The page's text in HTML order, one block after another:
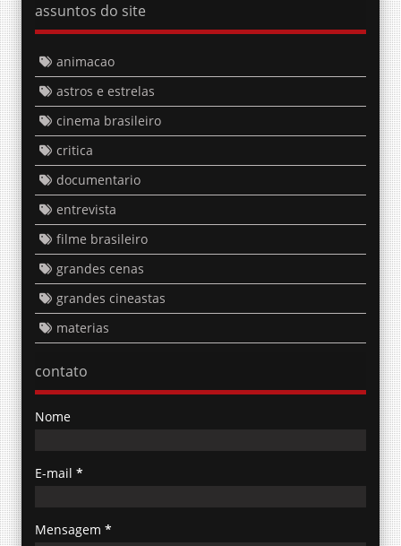
assuntos do site
animacao
astros e estrelas
cinema brasileiro
critica
documentario
entrevista
filme brasileiro
grandes cenas
grandes cineastas
materias
contato
Nome
E-mail *
Mensagem *